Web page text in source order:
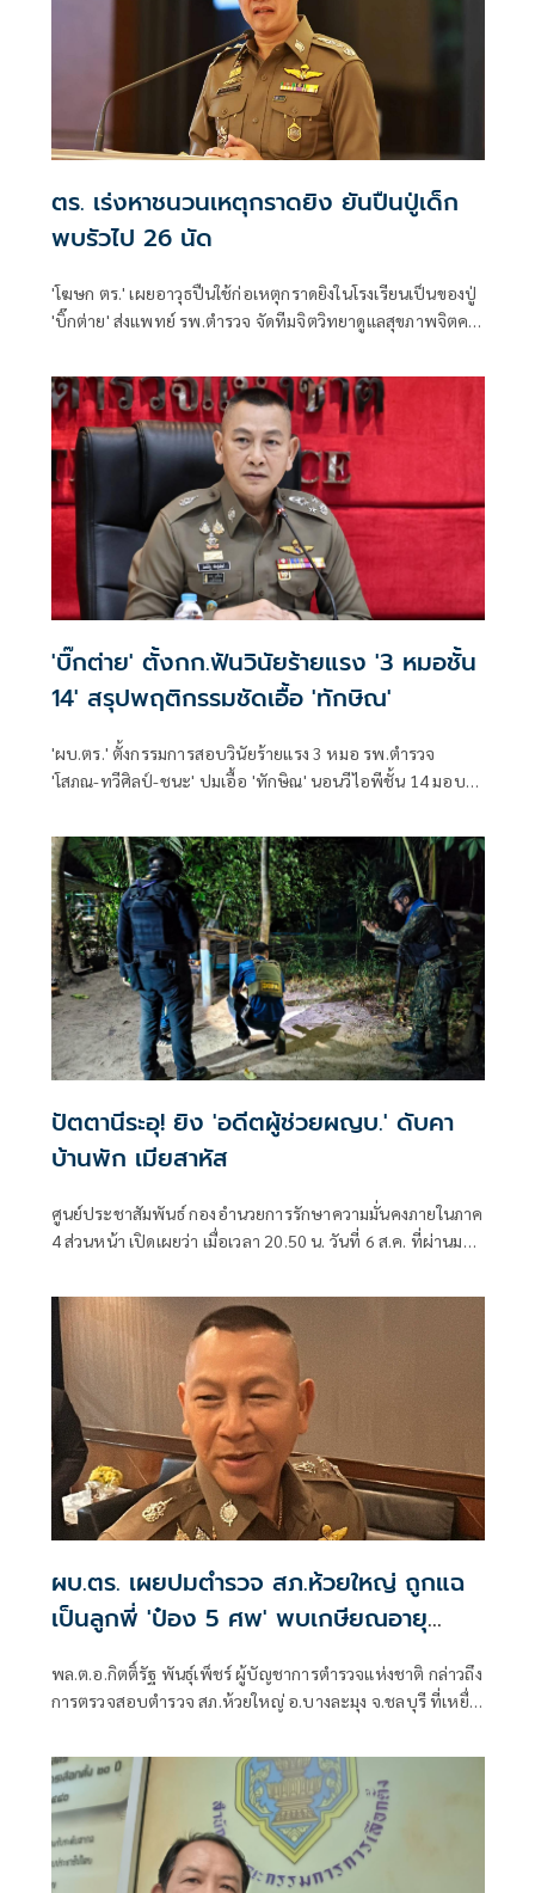
ตร. เร่งหาชนวนเหตุกราดยิง ยันปืนปู่เด็ก
พบรัวไป 26 นัด
'โฆษก ตร.' เผยอาวุธปืนใช้ก่อเหตุกราดยิงในโรงเรียนเป็นของปู่
'บิ๊กต่าย' ส่งแพทย์ รพ.ตำรวจ จัดทีมจิตวิทยาดูแลสุขภาพจิตครู
'บิ๊กต่าย' ตั้งกก.ฟันวินัยร้ายแรง '3 หมอชั้น
14' สรุปพฤติกรรมชัดเอื้อ 'ทักษิณ'
'ผบ.ตร.' ตั้งกรรมการสอบวินัยร้ายแรง 3 หมอ รพ.ตำรวจ
'โสภณ-ทวีศิลป์-ชนะ' ปมเอื้อ 'ทักษิณ' นอนวีไอพีชั้น 14 มอบ
ปัตตานีระอุ! ยิง 'อดีตผู้ช่วยผญบ.' ดับคา
บ้านพัก เมียสาหัส
ศูนย์ประชาสัมพันธ์ กองอำนวยการรักษาความมั่นคงภายในภาค
4 ส่วนหน้า เปิดเผยว่า เมื่อเวลา 20.50 น. วันที่ 6 ส.ค. ที่ผ่านมา
อาแว อดีตผู้ช่วยผู้ใหญ่บ้านหมู่ที่ 5
ผบ.ตร. เผยปมตำรวจ สภ.ห้วยใหญ่ ถูกแฉ
เป็นลูกพี่ 'ป๋อง 5 ศพ' พบเกษียณอายุ
ตั้งแต่ปี 57
พล.ต.อ.กิตติ์รัฐ พันธุ์เพ็ชร์ ผู้บัญชาการตำรวจแห่งชาติ กล่าวถึง
การตรวจสอบตำรวจ สภ.ห้วยใหญ่ อ.บางละมุง จ.ชลบุรี ที่เหยื่อ
มาระบุว่า นายป๋องเป็นเด็กเดินยาของตำรวจ สภ.ห้วยใหญ่